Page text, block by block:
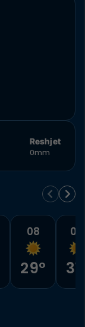
Reshjet
0mm
08
29°
09